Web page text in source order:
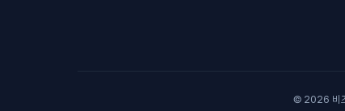
© 2026 비